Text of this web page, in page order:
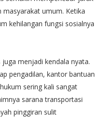
masyarakat umum. Ketika
kehilangan fungsi sosialnya
menjadi kendala nyata.
pengadilan, kantor bantuan
sering kali sangat
sarana transportasi
pinggiran sulit